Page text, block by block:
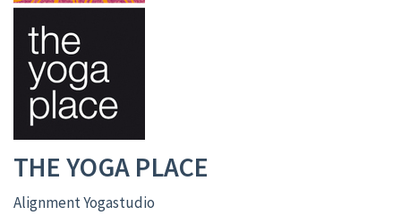
THE YOGA PLACE
Alignment Yogastudio